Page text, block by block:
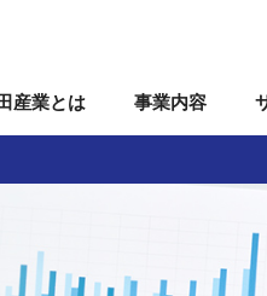
産業とは 事業内容
個人投資家の皆様へ
組織図 事業所